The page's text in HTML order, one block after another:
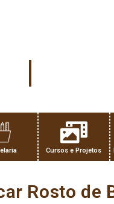
Cursos e Projetos
Rosto de